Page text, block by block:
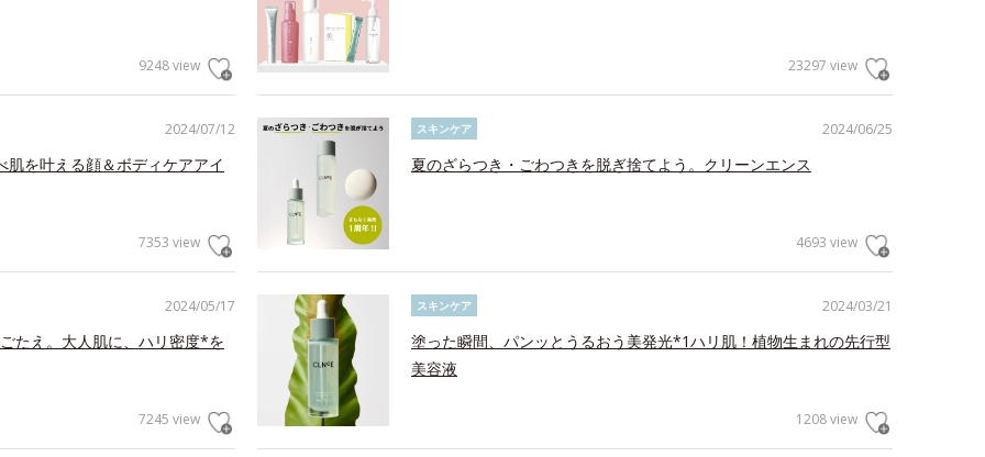
9248 view 23297 view
2024/07/12
を叶える顔＆ボディケアアイ
7353 view
2024/06/25
スキンケア
夏のざらつき・ごわつきを脱ぎ捨てよう。クリーンエンス
4693 view
2024/05/17
たえ。大人肌に、ハリ密度*を
7245 view
2024/03/21
スキンケア
塗った瞬間、パンッとうるおう美発光*1ハリ肌！植物生まれの先行型
美容液
1208 view